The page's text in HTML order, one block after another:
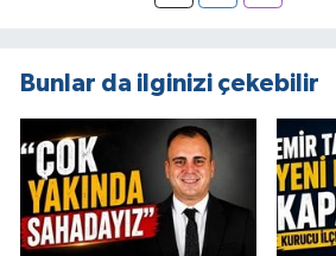
Bunlar da ilginizi çekebilir